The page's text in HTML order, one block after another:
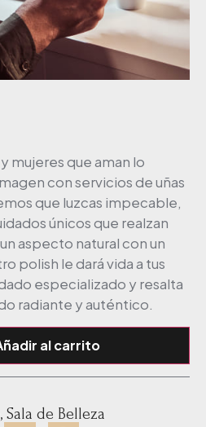
mujeres que aman lo
con servicios de uñas
que luzcas impecable,
únicos que realzan
aspecto natural con un
polish le dará vida a tus
especializado y resalta
radiante y auténtico.
al carrito
, Sala de Belleza